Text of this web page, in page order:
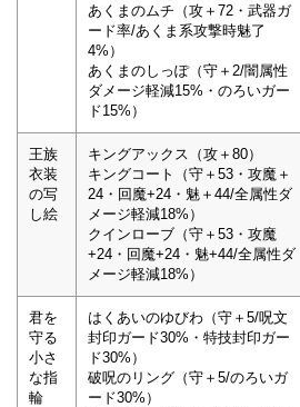
あくまのムチ（攻＋72・武器ガ
ード率/あくま系攻撃時魅了
4%）
あくまのしっぽ（守＋2/闇属性
ダメージ軽減15%・のろいガー
ド15%）
王族
衣装
の写
し絵
キングアックス（攻＋80）
キングコート（守＋53・攻魔＋
24・回魔+24・魅＋44/全属性ダ
メージ軽減18%）
クインローブ（守＋53・攻魔
+24・回魔+24・魅+44/全属性ダ
メージ軽減18%）
君を
守る
小さ
な指
輪
はくあいのゆびわ（守＋5/呪文
封印ガード30%・特技封印ガー
ド30%）
破呪のリング（守＋5/のろいガ
ード30%）